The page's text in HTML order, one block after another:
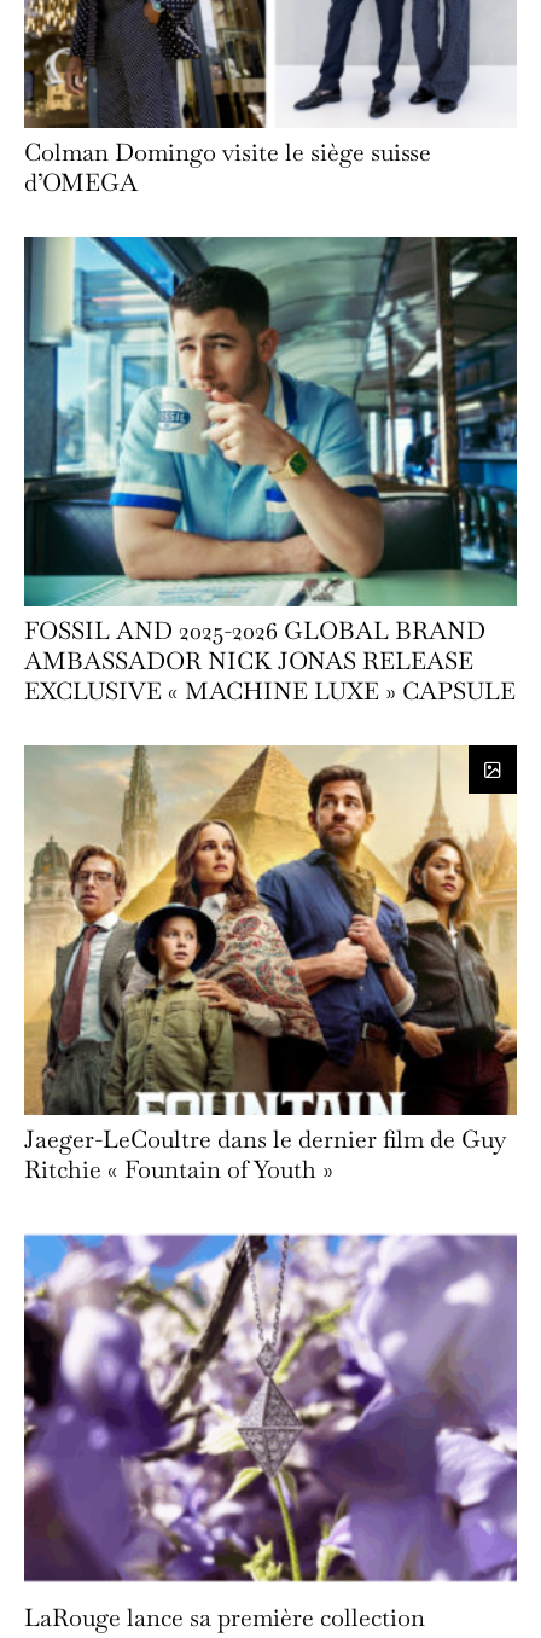
Colman Domingo visite le siège suisse
d’OMEGA
FOSSIL AND 2025-2026 GLOBAL BRAND
AMBASSADOR NICK JONAS RELEASE
EXCLUSIVE « MACHINE LUXE » CAPSULE
Jaeger-LeCoultre dans le dernier film de Guy
Ritchie « Fountain of Youth »
LaRouge lance sa première collection